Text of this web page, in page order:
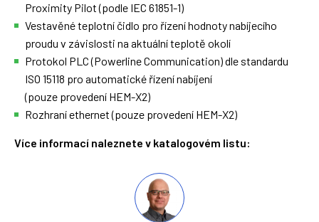
Proximity Pilot (podle IEC 61851-1)
Vestavěné teplotní čidlo pro řízení hodnoty nabíjecího
proudu v závislosti na aktuální teplotě okolí
Protokol PLC (Powerline Communication) dle standardu
ISO 15118 pro automatické řízení nabíjení
(pouze provedení HEM-X2)
Rozhraní ethernet (pouze provedení HEM-X2)
Více informací naleznete v katalogovém listu: